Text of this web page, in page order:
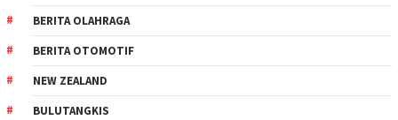
BERITA OLAHRAGA
BERITA OTOMOTIF
NEW ZEALAND
BULUTANGKIS